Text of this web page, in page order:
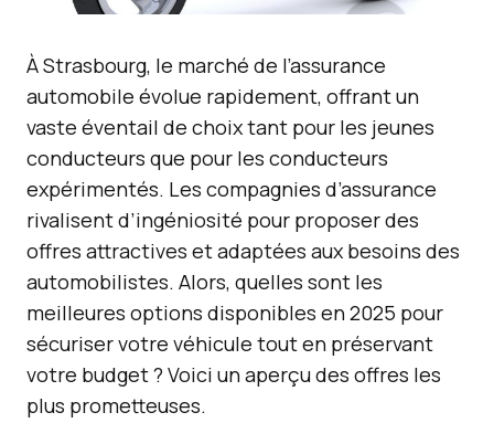
À Strasbourg, le marché de l’assurance
automobile évolue rapidement, offrant un
vaste éventail de choix tant pour les jeunes
conducteurs que pour les conducteurs
expérimentés. Les compagnies d’assurance
rivalisent d’ingéniosité pour proposer des
offres attractives et adaptées aux besoins des
automobilistes. Alors, quelles sont les
meilleures options disponibles en 2025 pour
sécuriser votre véhicule tout en préservant
votre budget ? Voici un aperçu des offres les
plus prometteuses.